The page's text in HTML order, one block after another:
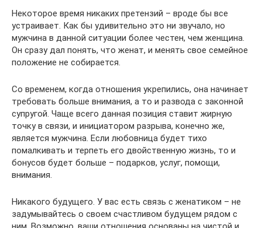
Некоторое время никаких претензий – вроде бы все
устраивает. Как бы удивительно это ни звучало, но
мужчина в данной ситуации более честен, чем женщина.
Он сразу дал понять, что женат, и менять свое семейное
положение не собирается.
Со временем, когда отношения укрепились, она начинает
требовать больше внимания, а то и развода с законной
супругой. Чаще всего данная позиция ставит жирную
точку в связи, и инициатором разрыва, конечно же,
является мужчина. Если любовница будет тихо
помалкивать и терпеть его двойственную жизнь, то и
бонусов будет больше – подарков, услуг, помощи,
внимания.
Никакого будущего. У вас есть связь с женатиком – не
задумывайтесь о своем счастливом будущем рядом с